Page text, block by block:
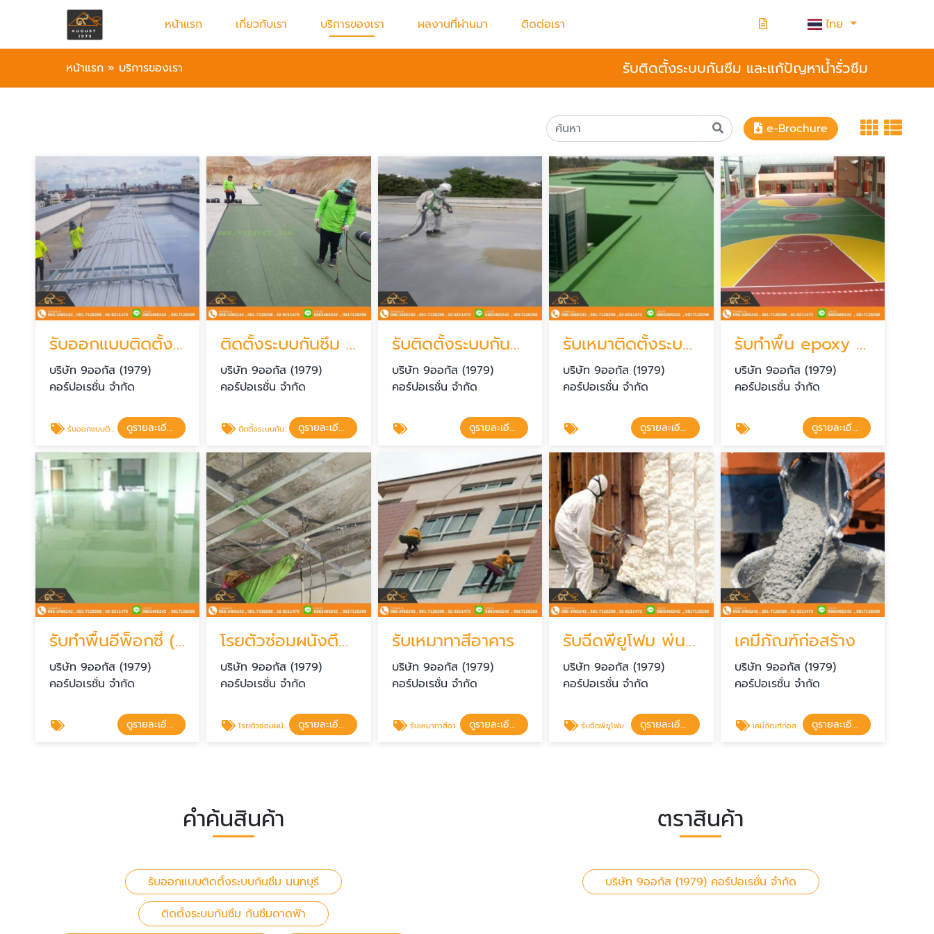
หน้าแรก เกี่ยวกับเรา บริการของเรา ผลงานที่ผ่านมา ติดต่อเรา ไทย
หน้าแรก » บริการของเรา รับติดตั้งระบบกันซึม และแก้ปัญหาน้ำรั่วซึม
e-Brochure
รับออกแบบติดตั้งระบบกันซึม นนทบุรี
บริษัท 9ออกัส (1979)
คอร์ปอเรชั่น จำกัด
รับออกแบบติดตั้งระบบกันซึม นนทบุรี ดูรายละเอียด
ติดตั้งระบบกันซึม กันซึมดาดฟ้า
บริษัท 9ออกัส (1979)
คอร์ปอเรชั่น จำกัด
ติดตั้งระบบกันซึม กันซึมดาดฟ้า ดูรายละเอียด
รับติดตั้งระบบกันซึมดาดฟ้า
บริษัท 9ออกัส (1979)
คอร์ปอเรชั่น จำกัด
ดูรายละเอียด
รับเหมาติดตั้งระบบกันซึม
บริษัท 9ออกัส (1979)
คอร์ปอเรชั่น จำกัด
ดูรายละเอียด
รับทำพื้น epoxy พื้น pu พื้นกันซึม พื้นโรงงาน พื้นสนาม
บริษัท 9ออกัส (1979)
คอร์ปอเรชั่น จำกัด
ดูรายละเอียด
รับทำพื้นอีพ็อกซี่ (Epoxy Floor)
บริษัท 9ออกัส (1979)
คอร์ปอเรชั่น จำกัด
ดูรายละเอียด
โรยตัวซ่อมผนังตึกรั่วซึม ซ่อมรอยร้าว
บริษัท 9ออกัส (1979)
คอร์ปอเรชั่น จำกัด
โรยตัวซ่อมผนังตึกรั่วซึม ซ่อมรอยร้าว ดูรายละเอียด
รับเหมาทาสีอาคาร
บริษัท 9ออกัส (1979)
คอร์ปอเรชั่น จำกัด
รับเหมาทาสีอาคาร ดูรายละเอียด
รับฉีดพียูโฟม พ่นฉนวนกันความร้อน
บริษัท 9ออกัส (1979)
คอร์ปอเรชั่น จำกัด
รับฉีดพียูโฟม พ่นฉนวนกันความร้อน ดูรายละเอียด
เคมีภัณฑ์ก่อสร้าง
บริษัท 9ออกัส (1979)
คอร์ปอเรชั่น จำกัด
เคมีภัณฑ์ก่อสร้าง ดูรายละเอียด
คำค้นสินค้า
รับออกแบบติดตั้งระบบกันซึม นนทบุรี
ติดตั้งระบบกันซึม กันซึมดาดฟ้า
ตราสินค้า
บริษัท 9ออกัส (1979) คอร์ปอเรชั่น จำกัด